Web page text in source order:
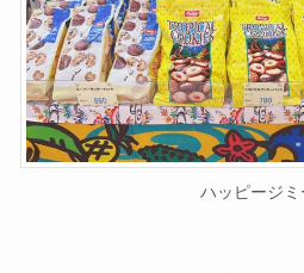
ハッピージミ